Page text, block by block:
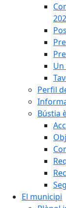
Perfil
Bústia
El municipi